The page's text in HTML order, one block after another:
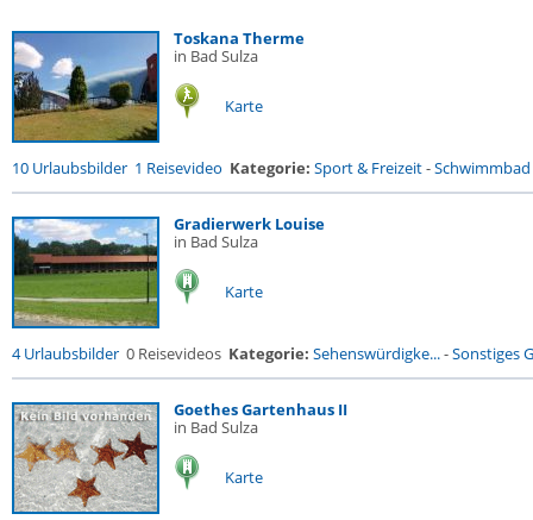
Toskana Therme
in Bad Sulza
Karte
10 Urlaubsbilder 1 Reisevideo Kategorie: Sport & Freizeit-Schwimmbad
Gradierwerk Louise
in Bad Sulza
Karte
4 Urlaubsbilder 0 Reisevideos Kategorie: Sehenswürdigke...-Sonstiges
Goethes Gartenhaus II
in Bad Sulza
Karte